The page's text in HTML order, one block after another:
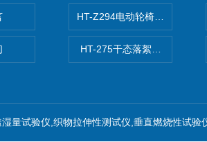
HT-Z294电动轮椅车耗电量测
HT-275干态落絮测试仪
量试验仪,织物拉伸性测试仪,垂直燃烧性试验